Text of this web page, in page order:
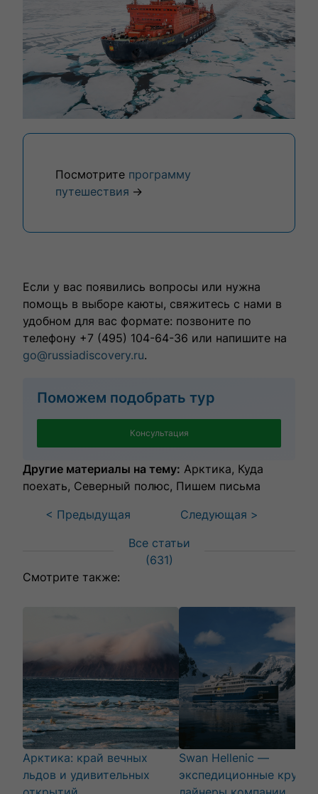
Посмотрите программу
путешествия →
Если у вас появились вопросы или нужна
помощь в выборе каюты, свяжитесь с нами в
удобном для вас формате: позвоните по
телефону +7 (495) 104-64-36 или напишите на
go@russiadiscovery.ru.
Поможем подобрать тур
Консультация
Другие материалы на тему: Арктика Куда
поехать Северный полюс Пишем письма
< Предыдущая
Следующая >
Все статьи
(631)
Смотрите также:
Арктика: край вечных
льдов и удивительных
Swan Hellenic —
экспедиционные